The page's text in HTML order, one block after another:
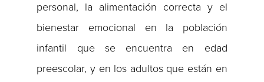
personal, la alimentación correcta y el
bienestar emocional en la población
infantil que se encuentra en edad
preescolar, y en los adultos que están en